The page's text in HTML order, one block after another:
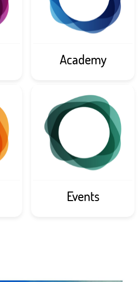
Academy
Events